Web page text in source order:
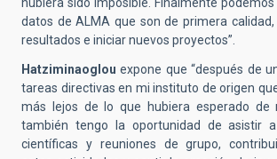
datos de ALMA que son de primera
resultados e iniciar nuevos proyectos”.
Hatziminaoglou expone que “después de
tareas directivas en mi instituto de origen
más lejos de lo que hubiera esperado de
también tengo la oportunidad de asistir
científicas y reuniones de grupo,